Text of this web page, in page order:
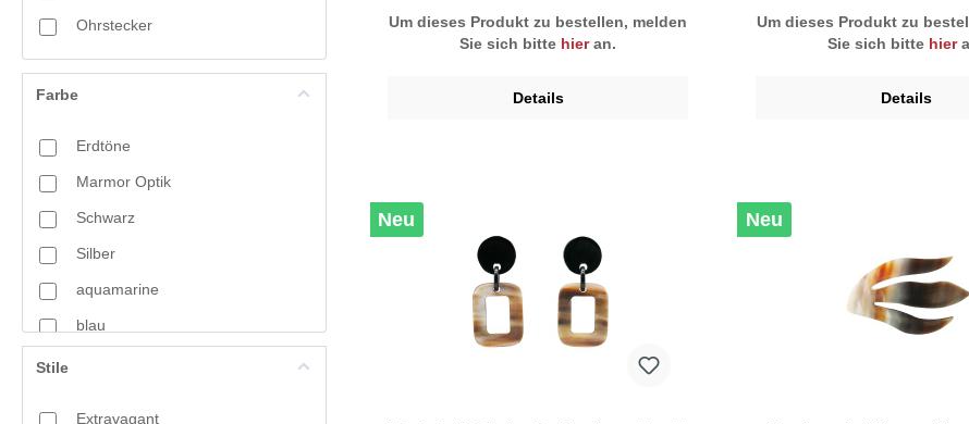
Rot
Schwarz
Silber/gold
Türkis
Ohrstecker
Farbe
Erdtöne
Marmor Optik
Schwarz
Silber
aquamarine
blau
Stile
Extravagant
Um dieses Produkt zu bestellen, melden
Sie sich bitte hieran.
Details
Um dieses Produkt zu
Sie sich bitte hier
Details
Neu Neu